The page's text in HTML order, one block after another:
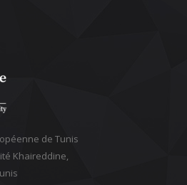
de Tunis
Khaireddine,